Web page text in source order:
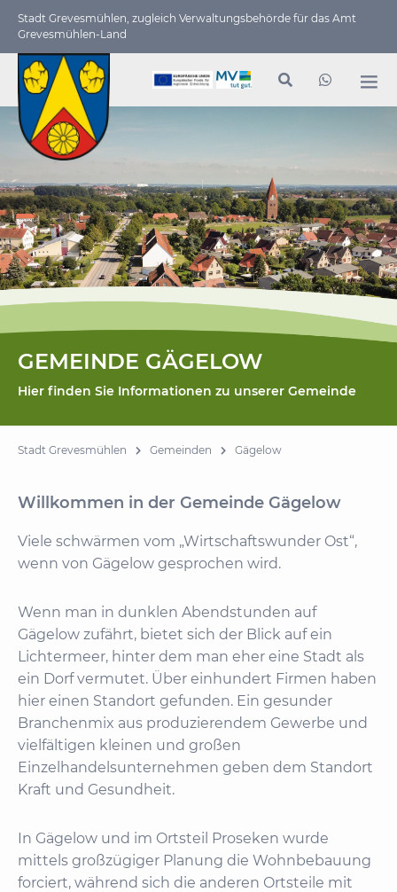
Stadt Grevesmühlen, zugleich Verwaltungs­behörde für das Amt
Grevesmühlen-Land
GEMEINDE GÄGELOW
Hier finden Sie Informationen zu unserer Gemeinde
Stadt Grevesmühlen Gemeinden Gägelow
Willkommen in der Gemeinde Gägelow
Viele schwärmen vom „Wirtschaftswunder Ost“,
wenn von Gägelow gesprochen wird.
Wenn man in dunklen Abendstunden auf
Gägelow zufährt, bietet sich der Blick auf ein
Lichtermeer, hinter dem man eher eine Stadt als
ein Dorf vermutet. Über einhundert Firmen haben
hier einen Standort gefunden. Ein gesunder
Branchenmix aus produzierendem Gewerbe und
vielfältigen kleinen und großen
Einzelhandelsunternehmen geben dem Standort
Kraft und Gesundheit.
In Gägelow und im Ortsteil Proseken wurde
mittels großzügiger Planung die Wohnbebauung
forciert, während sich die anderen Ortsteile mit